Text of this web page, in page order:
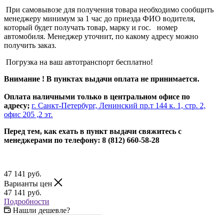
При самовывозе для получения товара необходимо сообщить
менеджеру минимум за 1 час до приезда ФИО водителя,
который будет получать товар, марку и гос. номер
автомобиля. Менеджер уточнит, по какому адресу можно
получить заказ.
Погрузка на ваш автотранспорт бесплатно!
Внимание ! В пунктах выдачи оплата не принимается.
Оплата наличными только в центральном офисе по
адресу; г. Санкт-Петербург, Ленинский пр.т 144 к. 1, стр. 2,
офис 205 ,2 эт.
Перед тем, как ехать в пункт выдачи свяжитесь с
менеджерами по телефону: 8 (812) 660-58-28
47 141 руб.
Варианты цен
47 141 руб.
Подробности
Нашли дешевле?